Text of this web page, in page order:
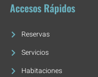
Accesos Rápidos
Reservas
Servicios
Habitaciones